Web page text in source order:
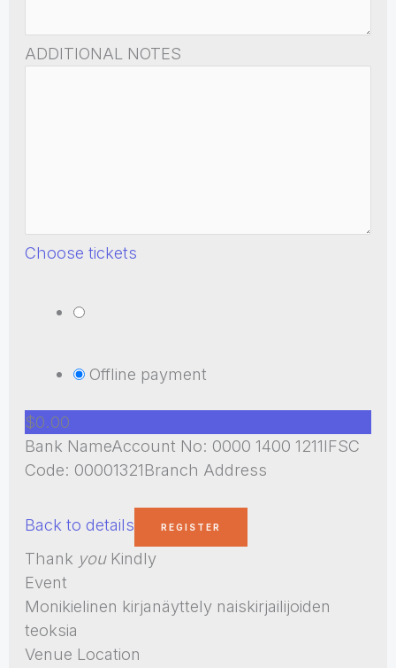
ADDITIONAL NOTES
Choose tickets
Offline payment
$0.00
Bank NameAccount No: 0000 1400 1211IFSC
Code: 00001321Branch Address
Back to details
Thank youKindly
Event
Monikielinen kirjanäyttely naiskirjailijoiden
teoksia
Venue Location